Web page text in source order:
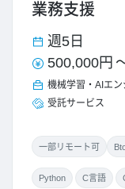
業務支援
週5日
500,000円
機械学習・AIエン
受託サービス
一部リモート可
Python C言語